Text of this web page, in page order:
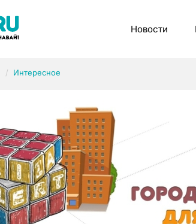
Новости
Интересное